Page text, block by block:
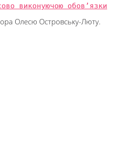
виконуючою обов’язки
Олесю Островську-Люту.